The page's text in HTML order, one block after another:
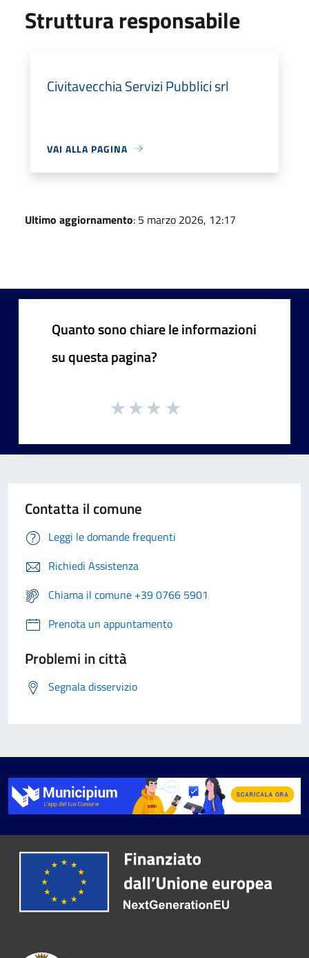
Struttura responsabile
Civitavecchia Servizi Pubblici srl
VAI ALLA PAGINA
Ultimo aggiornamento: 5 marzo 2026, 12:17
Quanto sono chiare le informazioni
su questa pagina?
Contatta il comune
Leggi le domande frequenti
Richiedi Assistenza
Chiama il comune +39 0766 5901
Prenota un appuntamento
Problemi in città
Segnala disservizio